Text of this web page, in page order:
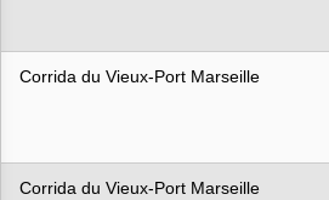
Corrida du Vieux-Port Marseille
Corrida du Vieux-Port Marseille